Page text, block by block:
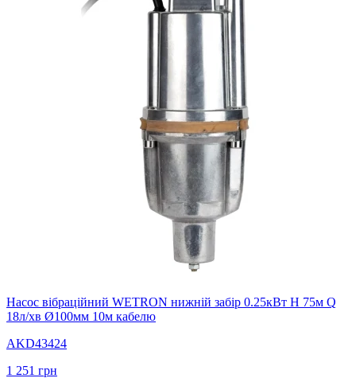
Насос вібраційний WETRON нижній забір 0.25кВт H 75м Q
18л/хв Ø100мм 10м кабелю
AKD43424
1 251 грн